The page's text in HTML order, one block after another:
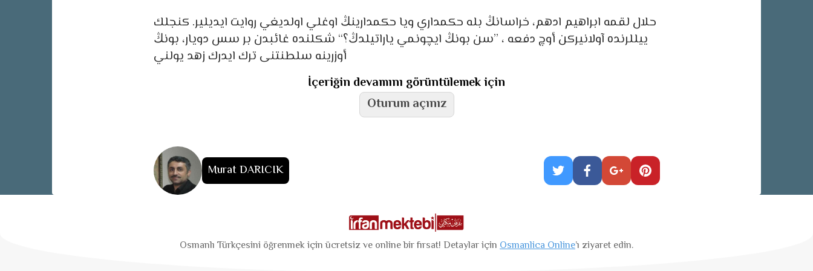
حلال لقمه ابراهيم ادهم، خراسانڭ بله حكمداري ويا حكمدارينڭ اوغلي اولديغي روايت ايديلير. كنجلك
ييللرنده آولانيركن أوچ دفعه ، ”سن بونڭ ايچونمي ياراتيلدڭ؟“ شكلنده غائبدن بر سس دويار، بونڭ
أوزرينه سلطنتنى ترك ايدرك زهد يولني
İçeriğin devamını görüntülemek için
Oturum açınız
Murat DARICIK
Osmanlı Türkçesini öğrenmek için ücretsiz ve online bir fırsat! Detaylar için Osmanlica Online’ı ziyaret edin.